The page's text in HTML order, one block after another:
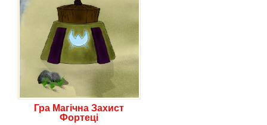
Гра Магічна Захист
Фортеці